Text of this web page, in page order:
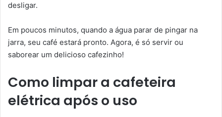
desligar.
Em poucos minutos, quando a água parar de pingar na
jarra, seu café estará pronto. Agora, é só servir ou
saborear um delicioso cafezinho!
Como limpar a cafeteira
elétrica após o uso